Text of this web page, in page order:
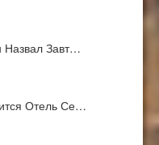
Назвал Завт…
Отель Се…